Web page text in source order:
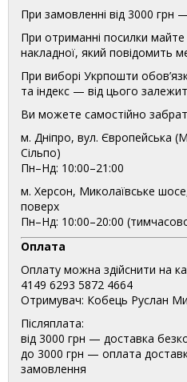
При замовленні від 3000
При отриманні посилки
накладної, який повідомить
При виборі Укрпошти
та індекс — від цього
Ви можете самостійно
м. Дніпро, вул. Європейська
Сільпо)
Пн–Нд: 10:00–21:00
м. Херсон, Миколаївське
поверх
Пн–Нд: 10:00–20:00
Оплата
Оплату можна здійснити на
4149 6293 5872 4664
Отримувач: Кобець Руслан
Післяплата:
від 3000 грн — доставка
до 3000 грн — оплата
замовлення